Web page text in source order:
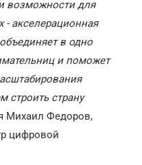
возможности для
- акселерационная
в одно
и поможет
строить страну
Михаил Федоров,
цифровой